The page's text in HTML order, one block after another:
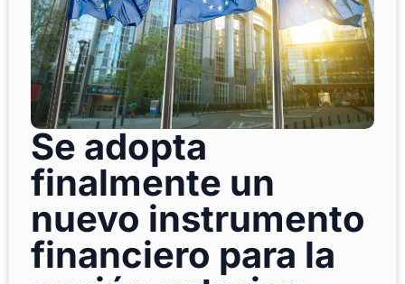
Se adopta
finalmente un
nuevo instrumento
financiero para la